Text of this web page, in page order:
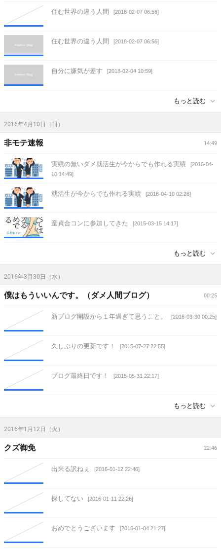
住む世界の違う人間 [2018-02-07 06:56]
住む世界の違う人間 [2018-02-07 06:56]
自分に嫌気が差す [2018-02-04 10:59]
もっと読む
2016年4月10日（日）
14:49
非モテ速報
実績の無いダメ就活生が今からでも作れる実績
[2016-04-
10 14:49]
就活生が今からでも作れる実績 [2016-04-10 02:26]
童貞合コンに参加してきた [2015-03-15 14:17]
もっと読む
2016年3月30日（水）
00:25
僕はもういいんです。（ダメ人間ブログ）
新プログ開設から１年過ぎて思うこと。 [2016-03-30 00:25]
久しぶりの更新です！ [2015-07-27 22:55]
ブログ最終日です！ [2015-05-31 22:17]
もっと読む
2016年1月12日（火）
22:46
クズ御免
出来る訳ねぇ [2016-01-12 22:46]
探してない [2016-01-11 22:26]
おめでとうございます [2016-01-04 21:27]